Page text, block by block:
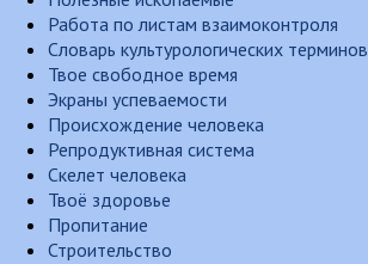
Работа по листам взаимоконтроля
Словарь культурологических терминов
Твое свободное время
Экраны успеваемости
Происхождение человека
Репродуктивная система
Скелет человека
Твоё здоровье
Пропитание
Строительство